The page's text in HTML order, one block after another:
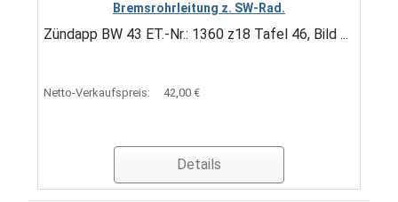
Bremsrohrleitung z. SW-Rad.
Zündapp BW 43 ET.-Nr.: 1360 z18 Tafel 46, Bild ...
Netto-Verkaufspreis: 42,00 €
Details